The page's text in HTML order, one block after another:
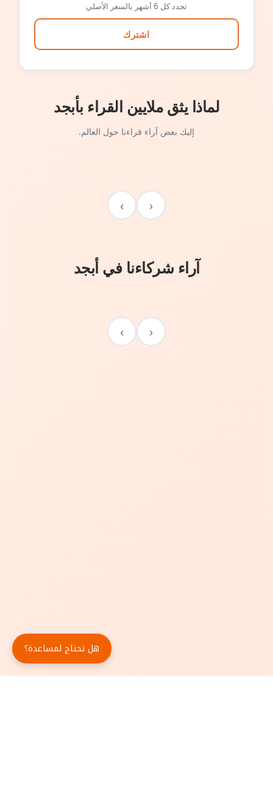
تجدد كل 6 أشهر بالسعر الأصلي
اشترك
لماذا يثق ملايين القراء بأبجد
إليك بعض آراء قراءنا حول العالم.
‹
›
آراء شركاءنا في أبجد
‹
›
هل تحتاج لمساعدة؟